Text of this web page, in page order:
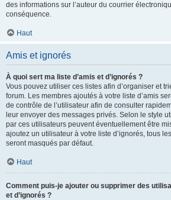
des informations sur l’auteur du courrier
conséquence.
Haut
Amis et ignorés
À quoi sert ma liste d’amis et d’ignorés ?
Vous pouvez utiliser ces listes afin d’organiser et
forum. Les membres ajoutés à votre liste d’amis
de contrôle de l’utilisateur afin de consulter
leur envoyer des messages privés. Selon le style
par ces utilisateurs peuvent éventuellement être
ajoutez un utilisateur à votre liste d’ignorés, tous
seront masqués par défaut.
Haut
Comment puis-je ajouter ou supprimer des
et d’ignorés ?